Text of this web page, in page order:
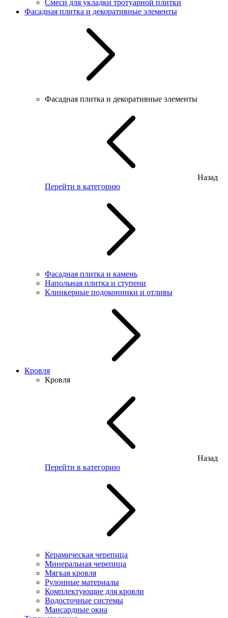
Смеси для укладки тротуарной плитки
Фасадная плитка и декоративные элементы
Фасадная плитка и декоративные элементы
Назад
Перейти в категорию
Фасадная плитка и камень
Напольная плитка и ступени
Клинкерные подоконники и отливы
Кровля
Кровля
Назад
Перейти в категорию
Керамическая черепица
Минеральная черепица
Мягкая кровля
Рулонные материалы
Комплектующие для кровли
Водосточные системы
Мансардные окна